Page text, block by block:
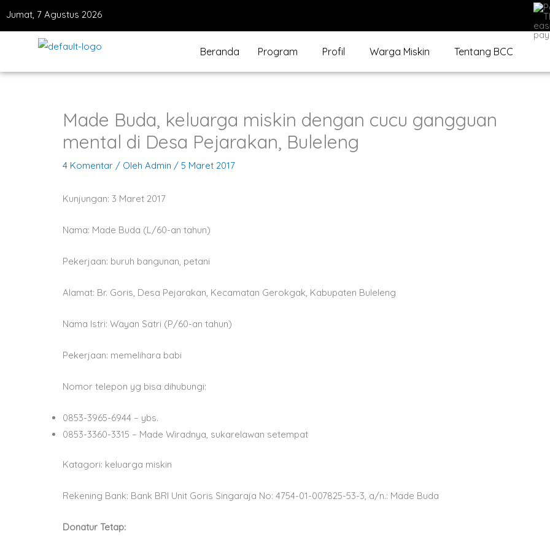
Jumat, 7 Agustus 2026
Beranda Program Profil Warga Miskin Tentang BCC
Made Buda, keluarga miskin dengan cucu gangguan
mental di Desa Pejarakan, Buleleng
4 Komentar / Oleh Admin / 5 Maret 2017
Kunjungan: 3 Maret 2017
Nama: Made Buda (L/60-an tahun)
Pekerjaan: buruh bangunan, petani
Alamat: Br. Goris, Desa Pejarakan, Kecamatan Gerokgak, Kabupaten Buleleng
Nama Istri: Wayan Satri (P/60-an tahun)
Pekerjaan: memelihara babi
Nomor telepon yg bisa dihubungi:
0853-3965-6944 – ybs.
0853-3360-3315 – Made Wiradnya, sukarelawan setempat
Katagori: keluarga miskin
Rekening Bank: Bank BRI Unit Goris Singaraja No: 4754-01-007825-53-3, a/n.: Made Buda
Donatur Tetap: